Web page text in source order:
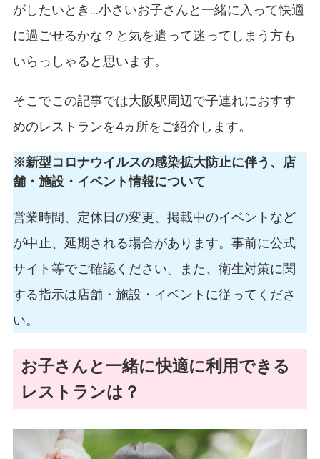
がしたいとき…小さいお子さんと一緒に入って快適
に過ごせるかな？と気を遣って迷ってしまう方も
いらっしゃると思います。
そこでこの記事では大阪駅周辺で子連れにおすす
めのレストランを4ヵ所をご紹介します。
※新型コロナウイルスの感染拡大防止に伴う、店
舗・施設・イベント情報について
営業時間、定休日の変更、掲載中のイベントなど
が中止、延期される場合があります。事前に公式
サイト等でご確認ください。また、衛生対策に関
する指示は店舗・施設・イベントに従ってくださ
い。
お子さんと一緒に快適に利用できる
レストランは？